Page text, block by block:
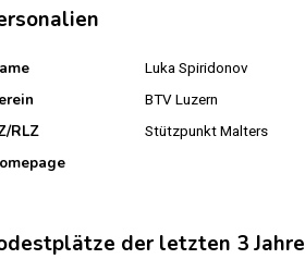
Luka Spiridonov
BTV Luzern
RLZ Stützpunkt Malters
der letzten 3 Jahre